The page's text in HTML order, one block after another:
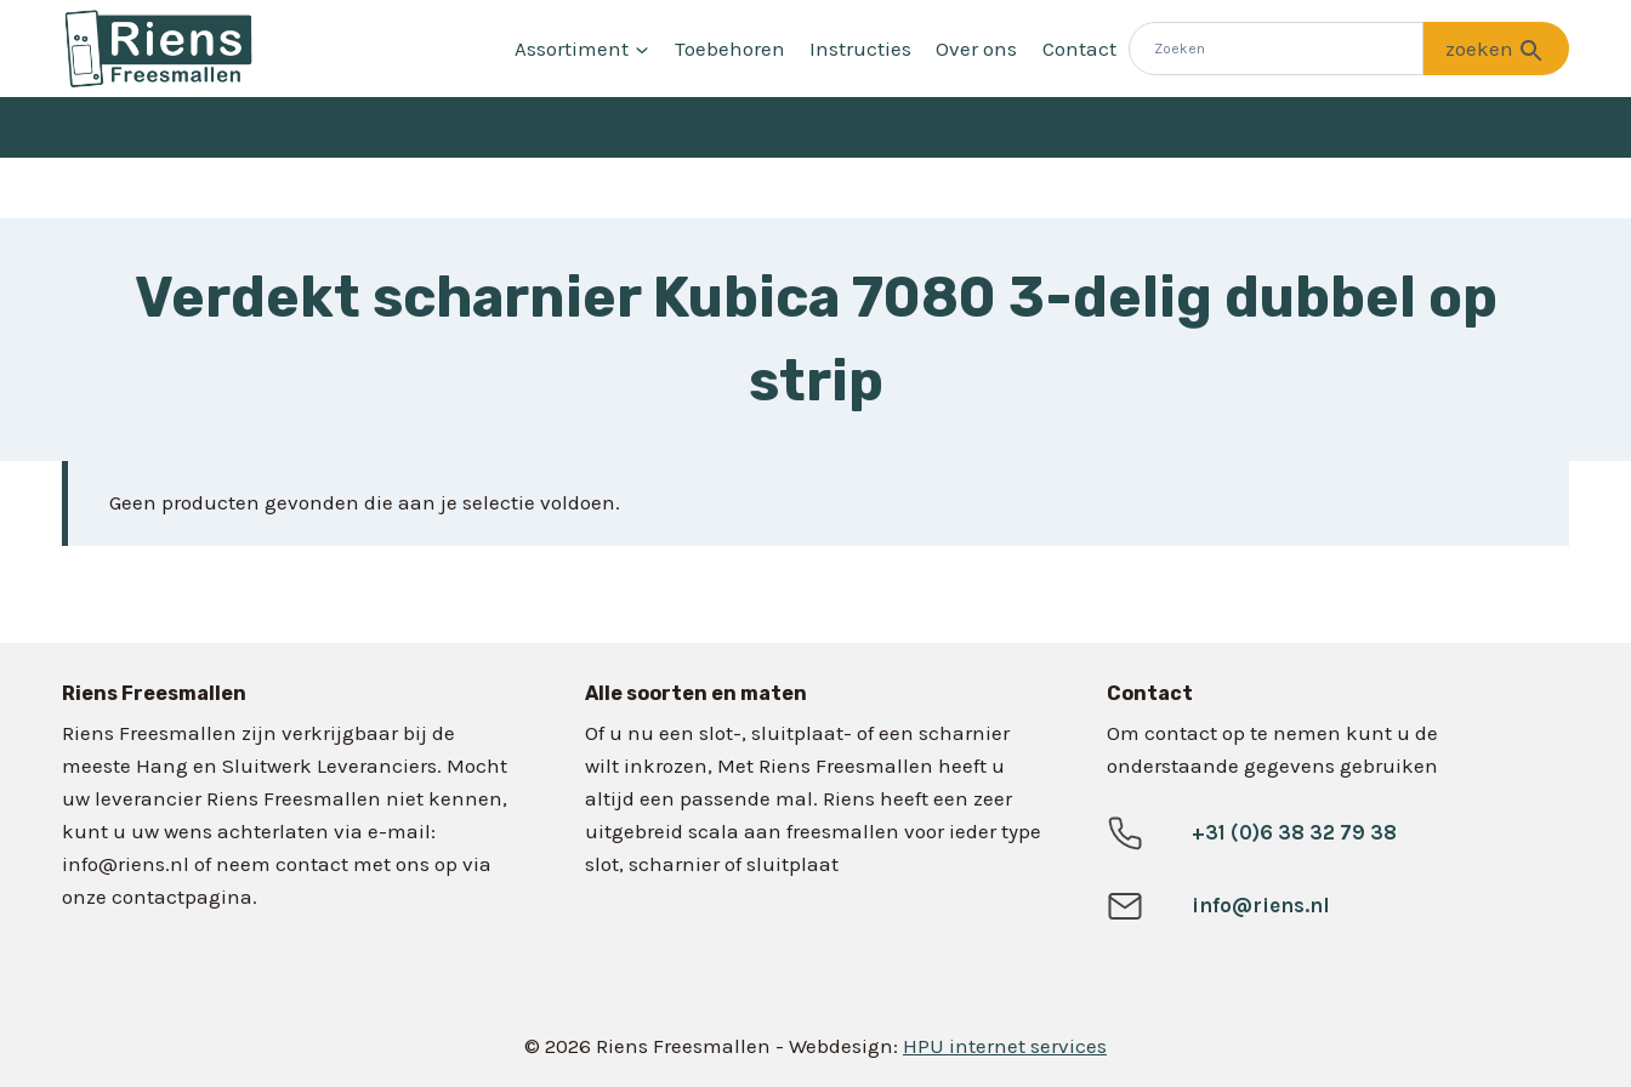
Doorgaan
Assortiment Toebehoren Instructies Over ons Contact
Verdekt scharnier Kubica 7080 3-delig dubbel op
strip
Geen producten gevonden die aan je selectie voldoen.
Riens Freesmallen
Riens Freesmallen zijn verkrijgbaar bij de
meeste Hang en Sluitwerk Leveranciers. Mocht
uw leverancier Riens Freesmallen niet kennen,
kunt u uw wens achterlaten via e-mail:
info@riens.nl of neem contact met ons op via
onze contactpagina.
Alle soorten en maten
Of u nu een slot-, sluitplaat- of een scharnier
wilt inkrozen, Met Riens Freesmallen heeft u
altijd een passende mal. Riens heeft een zeer
uitgebreid scala aan freesmallen voor ieder type
slot, scharnier of sluitplaat
Contact
Om contact op te nemen kunt u de
onderstaande gegevens gebruiken
+31 (0)6 38 32 79 38
info@riens.nl
© 2026 Riens Freesmallen - Webdesign: HPU internet services